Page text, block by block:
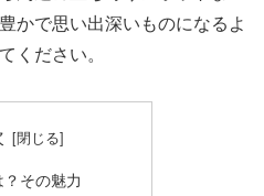
かで思い出深いものになるよ
ください。
その魅力